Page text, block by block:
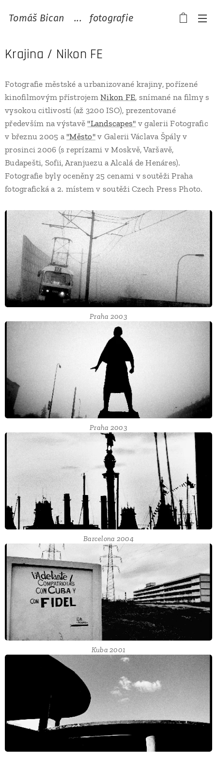
Tomáš Bican ... fotografie
Krajina / Nikon FE
Fotografie městské a urbanizované krajiny, pořízené
kinofilmovým přístrojemNikon FE, snímané na filmy s
vysokou citlivostí (až 3200 ISO), prezentované
především na výstavě "Landscapes" v galerii Fotografic
v březnu 2005 a "Město"v Galerii Václava Špály v
prosinci 2006 (s reprízami v Moskvě, Varšavě,
Budapešti, Sofii, Aranjuezu a Alcalá de Henáres).
Fotografie byly oceněny 25 cenami v soutěži Praha
fotografická a 2. místem v soutěži Czech Press Photo.
Praha 2003
Praha 2003
Barcelona 2004
Kuba 2001